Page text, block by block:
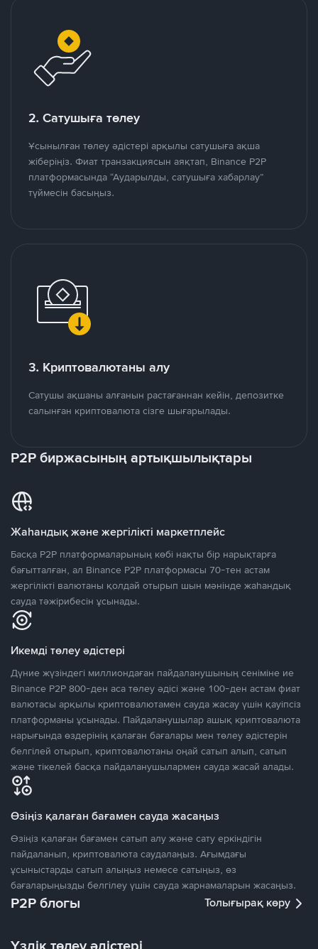
2. Сатушыға төлеу
Ұсынылған төлеу әдістері арқылы сатушыға ақша
жіберіңіз. Фиат транзакциясын аяқтап, Binance P2P
платформасында “Аударылды, сатушыға хабарлау”
түймесін басыңыз.
3. Криптовалютаны алу
Сатушы ақшаны алғанын растағаннан кейін, депозитке
салынған криптовалюта сізге шығарылады.
P2P биржасының артықшылықтары
Жаһандық және жергілікті маркетплейс
Басқа P2P платформаларының көбі нақты бір нарықтарға
бағытталған, ал Binance P2P платформасы 70-тен астам
жергілікті валютаны қолдай отырып шын мәнінде жаһандық
сауда тәжірибесін ұсынады.
Икемді төлеу әдістері
Дүние жүзіндегі миллиондаған пайдаланушының сеніміне ие
Binance P2P 800-ден аса төлеу әдісі және 100-ден астам фиат
валютасы арқылы криптовалютамен сауда жасау үшін қауіпсіз
платформаны ұсынады. Пайдаланушылар ашық криптовалюта
нарығында өздерінің қалаған бағалары мен төлеу әдістерін
белгілей отырып, криптовалютаны оңай сатып алып, сатып
және тікелей басқа пайдаланушылармен сауда жасай алады.
Өзіңіз қалаған бағамен сауда жасаңыз
Өзіңіз қалаған бағамен сатып алу және сату еркіндігін
пайдаланып, криптовалюта саудалаңыз. Ағымдағы
ұсыныстарды сатып алыңыз немесе сатыңыз, өз
бағаларыңызды белгілеу үшін сауда жарнамаларын жасаңыз.
P2P блогы Толығырақ көру